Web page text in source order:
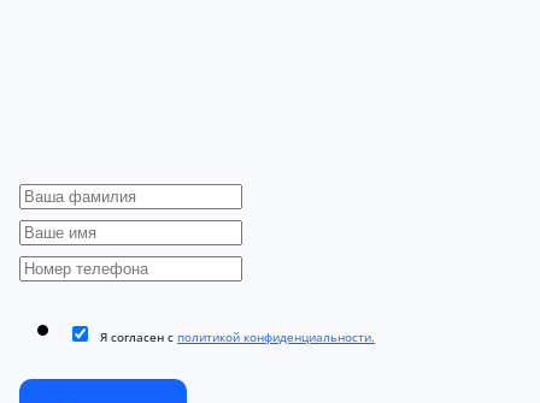
Я согласен с политикой конфиденциальности.